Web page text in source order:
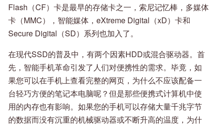
Flash（CF）卡是最早的存储卡之一，索尼记忆棒，多媒体
卡（MMC），智能媒体，eXtreme Digital（xD）卡和
Secure Digital（SD）系列也加入了。
在现代SSD的普及中，有两个因素HDD或混合驱动器。首
先，智能手机革命引发了人们对便携性的需求。毕竟，如
果您可以在手机上查看完整的网页，为什么不应该配备一
台轻巧方便的笔记本电脑呢？但是那些便携式计算机中使
用的内存也有影响。如果您的手机可以存储大量千兆字节
的数据而没有沉重的机械驱动器或不断升高的温度，为什